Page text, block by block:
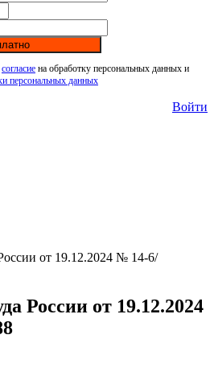
согласие на обработку персональных данных и
персональных данных
Войти
от 19.12.2024 № 14-6/
России от 19.12.2024